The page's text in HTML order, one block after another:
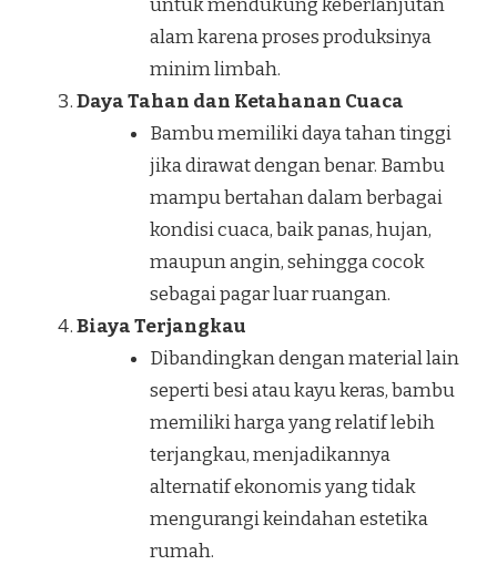
untuk mendukung keberlanjutan
alam karena proses produksinya
minim limbah.
Daya Tahan dan Ketahanan Cuaca
Bambu memiliki daya tahan tinggi
jika dirawat dengan benar. Bambu
mampu bertahan dalam berbagai
kondisi cuaca, baik panas, hujan,
maupun angin, sehingga cocok
sebagai pagar luar ruangan.
Biaya Terjangkau
Dibandingkan dengan material lain
seperti besi atau kayu keras, bambu
memiliki harga yang relatif lebih
terjangkau, menjadikannya
alternatif ekonomis yang tidak
mengurangi keindahan estetika
rumah.